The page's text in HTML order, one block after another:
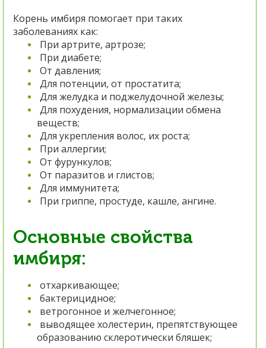
Корень имбиря помогает при таких
заболеваниях как:
При артрите, артрозе;
При диабете;
От давления;
Для потенции, от простатита;
Для желудка и поджелудочной железы;
Для похудения, нормализации обмена
веществ;
Для укрепления волос, их роста;
При аллергии;
От фурункулов;
От паразитов и глистов;
Для иммунитета;
При гриппе, простуде, кашле, ангине.
Основные свойства
имбиря:
отхаркивающее;
бактерицидное;
ветрогонное и желчегонное;
выводящее холестерин, препятствующее
образованию склеротически бляшек;